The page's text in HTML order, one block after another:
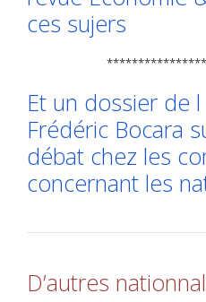
ces sujers
Et un dossier de
Frédéric Bocara
débat chez les
concernant les
D’autres